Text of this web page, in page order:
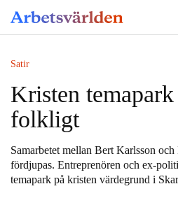
Satir
Kristen
folkligt
Samarbetet mellan Bert Karlsson
fördjupas. Entreprenören och ex-
temapark på kristen värdegrund i